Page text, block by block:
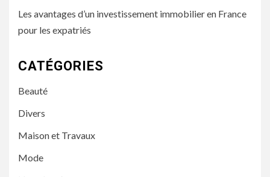
Les avantages d’un investissement immobilier en France
pour les expatriés
CATÉGORIES
Beauté
Divers
Maison et Travaux
Mode